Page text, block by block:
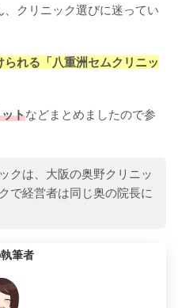
クリニック選びに迷ってい
れる「八重洲セムクリニッ
トなどまとめましたので参
クは、大阪の奥野クリニッ
で経営者は同じ奥の院長に
筆者